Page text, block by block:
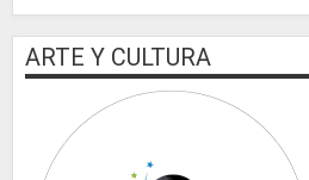
ARTE Y CULTURA